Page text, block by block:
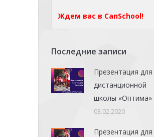
Ждем вас в CanSchool!
Последние записи
Презентация для
дистанционной
школы «Оптима»
03.02.2020
Презентация для